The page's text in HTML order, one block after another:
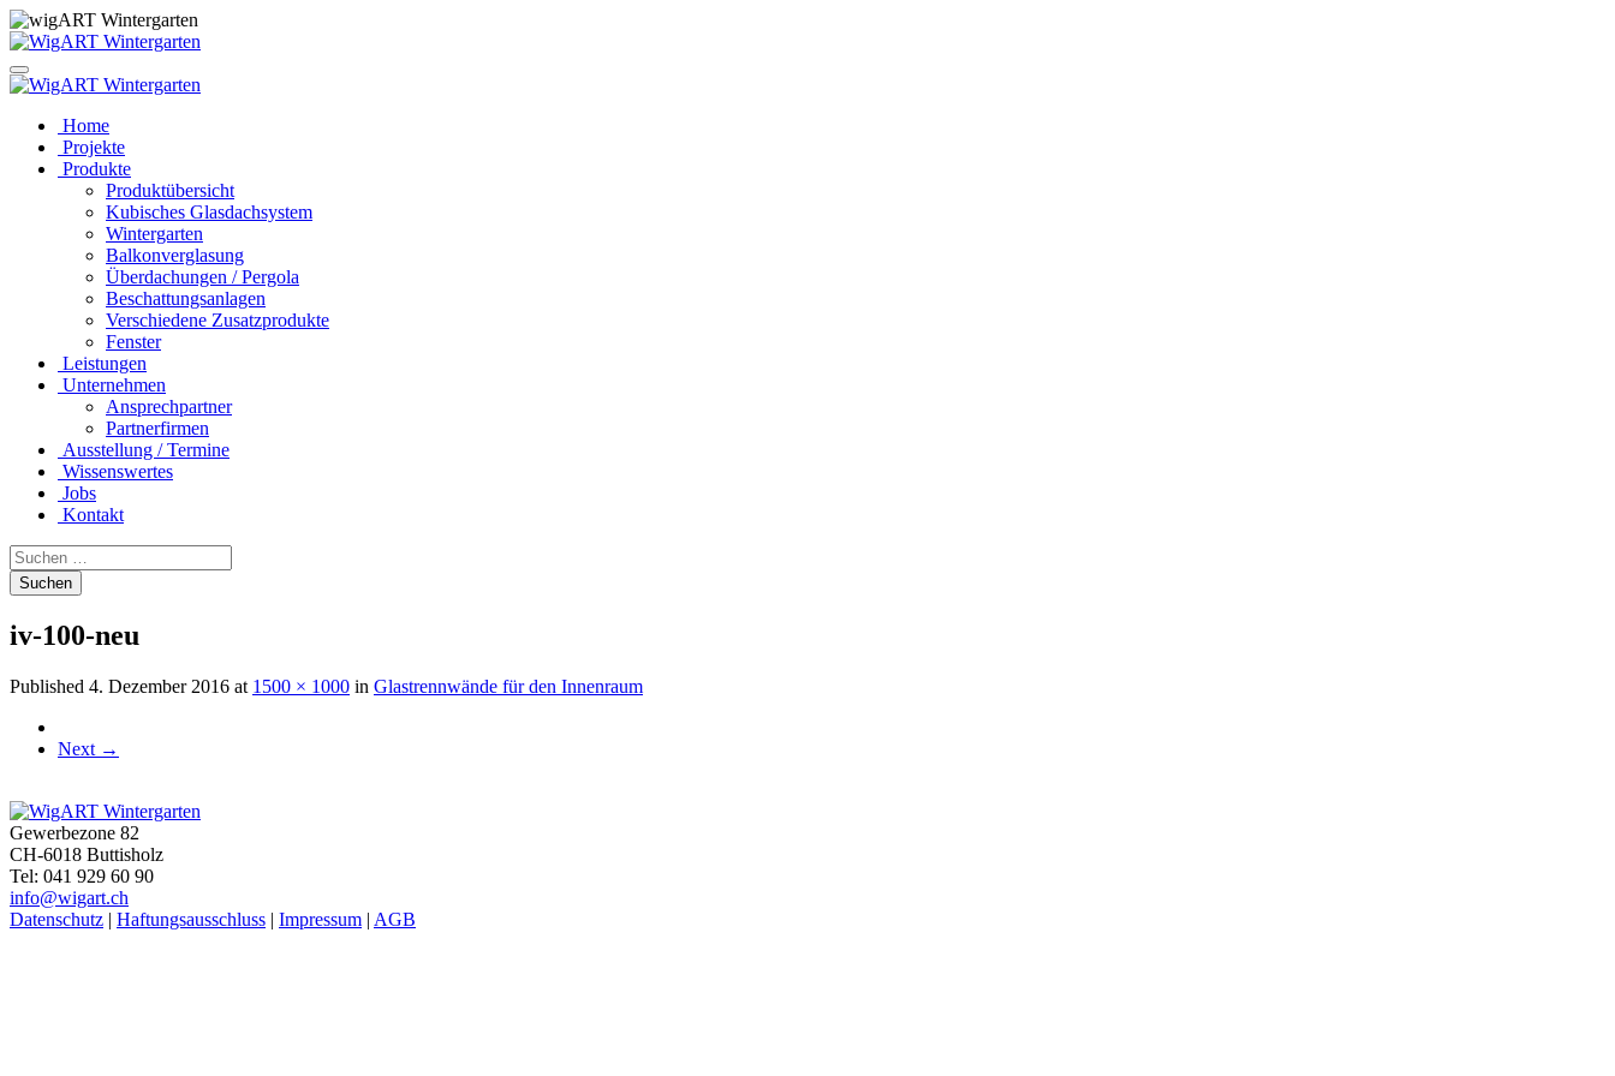
Toggle
navigation
Home
Projekte
Produkte
Produktübersicht
Kubisches Glasdachsystem
Wintergarten
Balkonverglasung
Überdachungen / Pergola
Beschattungsanlagen
Verschiedene Zusatzprodukte
Fenster
Leistungen
Unternehmen
Ansprechpartner
Partnerfirmen
Ausstellung / Termine
Wissenswertes
Jobs
Kontakt
Suchen
nach:
iv-100-neu
Published 4. Dezember 2016 at 1500 × 1000 in Glastrennwände für den Innenraum
Next →
Gewerbezone 82
CH-6018 Buttisholz
Tel: 041 929 60 90
info@wigart.ch
Datenschutz | Haftungsausschluss | Impressum | AGB